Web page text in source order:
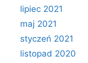
lipiec 2021
maj 2021
styczeń 2021
listopad 2020